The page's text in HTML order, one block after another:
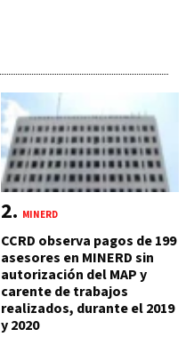
MINERD
CCRD observa pagos de 199
asesores en MINERD sin
autorización del MAP y
carente de trabajos
realizados, durante el 2019
y 2020